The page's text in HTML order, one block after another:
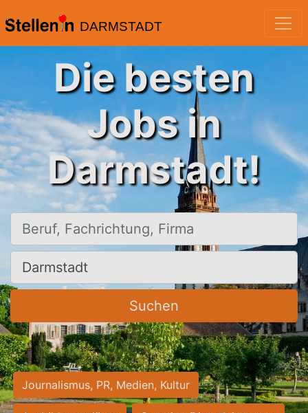
DARMSTADT
Die besten
Jobs in
Darmstadt!
Beruf, Fachrichtung, Firma
Ort, Stadt
Suchen
Journalismus, PR, Medien, Kultur